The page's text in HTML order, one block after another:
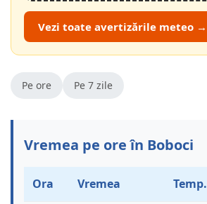
Vezi toate avertizările meteo →
Pe ore Pe 7 zile
Vremea pe ore în Boboci
Ora Vremea Temp.